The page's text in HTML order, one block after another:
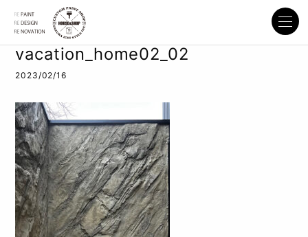
vacation_home02_02
2023/02/16